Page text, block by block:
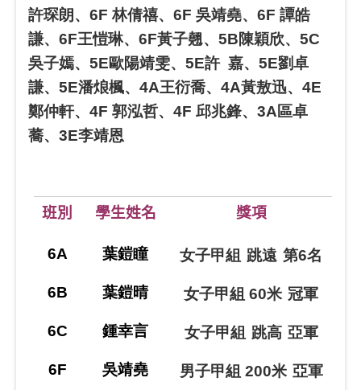
許琛朗、6F 林倩禧、6F 吳靖堯、6F 譚皓
謙、6F王愷琳、6F黃子翹、5B陳穎欣、5C
吳子嫣、5E歐陽靖雯、5E許 嘉、5E劉卓
謙、5E潘烺楓、4A王衍喬、4A黃敖迅、4E
鄭仲軒、4F 郭泓哲、4F 邱兆鋒、3A區卓
蕎、3E李靖恩
班別 學生姓名 獎項
6A 葉鎧瞳 女子甲組 跳遠 第6名
6B 葉鎧晴 女子甲組 60米 冠軍
6C 鍾幸言 女子甲組 跳高 亞軍
6F 吳靖堯 男子甲組 200米 亞軍